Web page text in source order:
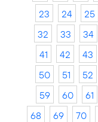
23
24 25
32
33 34
41
42 43
50
51 52
59
60 61
68
69 70